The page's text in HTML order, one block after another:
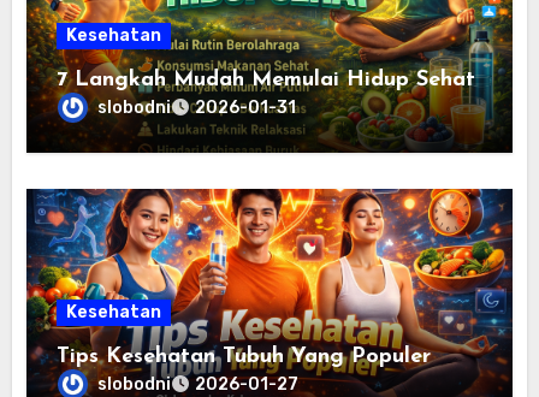
Kesehatan
7 Langkah Mudah Memulai Hidup Sehat
slobodni 2026-01-31
Kesehatan
Tips Kesehatan Tubuh Yang Populer
slobodni 2026-01-27